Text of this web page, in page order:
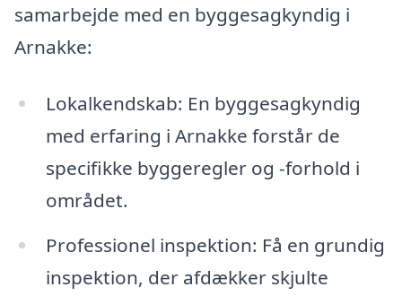
samarbejde med en byggesagkyndig i
Arnakke:
Lokalkendskab: En byggesagkyndig
med erfaring i Arnakke forstår de
specifikke byggeregler og -forhold i
området.
Professionel inspektion: Få en grundig
inspektion, der afdækker skjulte